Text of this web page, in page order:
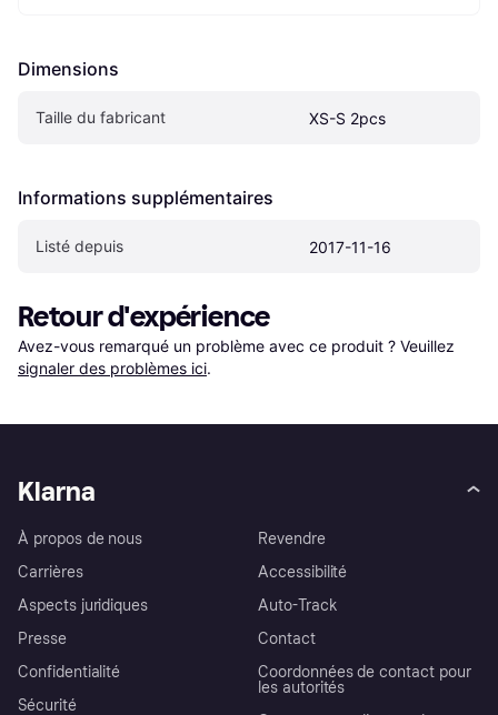
Dimensions
Taille du fabricant XS-S 2pcs
Informations supplémentaires
Listé depuis 2017-11-16
Retour d'expérience
Avez-vous remarqué un problème avec ce produit ? Veuillez
signaler des problèmes ici.
Klarna
À propos de nous
Carrières
Aspects juridiques
Presse
Confidentialité
Sécurité
Revendre
Accessibilité
Auto-Track
Contact
Coordonnées de contact pour
les autorités